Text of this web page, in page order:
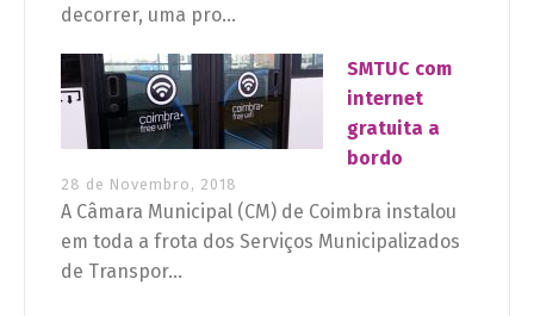
decorrer, uma pro...
SMTUC com
internet
gratuita a
bordo
28 de Novembro, 2018
A Câmara Municipal (CM) de Coimbra instalou
em toda a frota dos Serviços Municipalizados
de Transpor...